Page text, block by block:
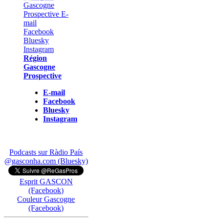
Région
Gascogne
Prospective
E-mail
Facebook
Bluesky
Instagram
Podcasts sur Ràdio País
@gasconha.com (Bluesky)
Esprit GASCON
(Facebook)
Couleur Gascogne
(Facebook)